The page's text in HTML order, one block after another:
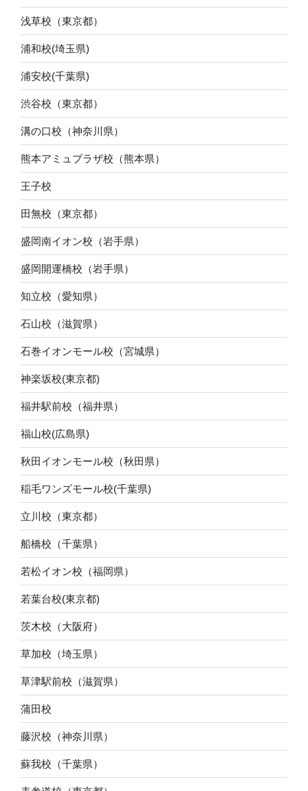
浅草校（東京都）
浦和校(埼玉県)
浦安校(千葉県)
渋谷校（東京都）
溝の口校（神奈川県）
熊本アミュプラザ校（熊本県）
王子校
田無校（東京都）
盛岡南イオン校（岩手県）
盛岡開運橋校（岩手県）
知立校（愛知県）
石山校（滋賀県）
石巻イオンモール校（宮城県）
神楽坂校(東京都)
福井駅前校（福井県）
福山校(広島県)
秋田イオンモール校（秋田県）
稲毛ワンズモール校(千葉県)
立川校（東京都）
船橋校（千葉県）
若松イオン校（福岡県）
若葉台校(東京都)
茨木校（大阪府）
草加校（埼玉県）
草津駅前校（滋賀県）
蒲田校
藤沢校（神奈川県）
蘇我校（千葉県）